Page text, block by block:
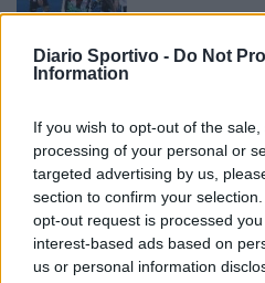
Diario Sportivo - Do Not
Information
If you wish to opt-out of the
processing of your personal or
targeted advertising by us,
section to confirm your
opt-out request is processed
interest-based ads based on
us or personal information
Latte Dolce,
29 Lug 2026